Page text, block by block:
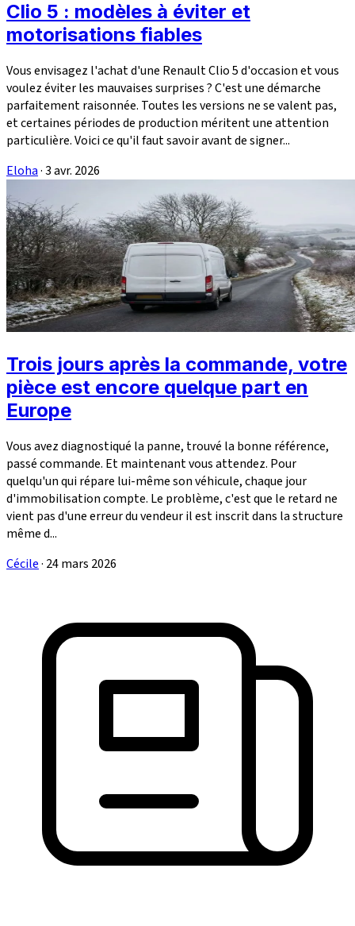
Clio 5 : modèles à éviter et
motorisations fiables
Vous envisagez l'achat d'une Renault Clio 5 d'occasion et vous
voulez éviter les mauvaises surprises ? C'est une démarche
parfaitement raisonnée. Toutes les versions ne se valent pas,
et certaines périodes de production méritent une attention
particulière. Voici ce qu'il faut savoir avant de signer...
Eloha·3 avr. 2026
Trois jours après la commande, votre
pièce est encore quelque part en
Europe
Vous avez diagnostiqué la panne, trouvé la bonne référence,
passé commande. Et maintenant vous attendez. Pour
quelqu'un qui répare lui-même son véhicule, chaque jour
d'immobilisation compte. Le problème, c'est que le retard ne
vient pas d'une erreur du vendeur il est inscrit dans la structure
même d...
Cécile· 24 mars 2026